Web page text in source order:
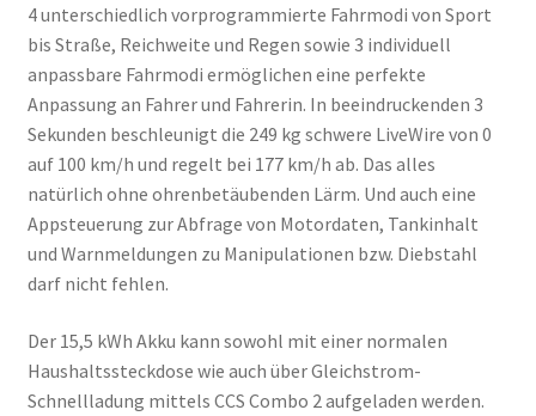
4 unterschiedlich vorprogrammierte Fahrmodi von Sport
bis Straße, Reichweite und Regen sowie 3 individuell
anpassbare Fahrmodi ermöglichen eine perfekte
Anpassung an Fahrer und Fahrerin. In beeindruckenden 3
Sekunden beschleunigt die 249 kg schwere LiveWire von 0
auf 100 km/h und regelt bei 177 km/h ab. Das alles
natürlich ohne ohrenbetäubenden Lärm. Und auch eine
Appsteuerung zur Abfrage von Motordaten, Tankinhalt
und Warnmeldungen zu Manipulationen bzw. Diebstahl
darf nicht fehlen.
Der 15,5 kWh Akku kann sowohl mit einer normalen
Haushaltssteckdose wie auch über Gleichstrom-
Schnellladung mittels CCS Combo 2 aufgeladen werden.